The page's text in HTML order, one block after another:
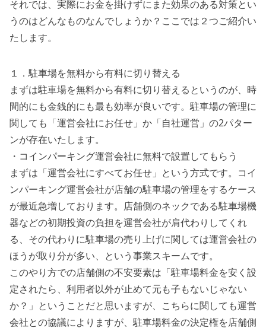
それでは、実際にお金を掛けずにまた効果のある対策とい
うのはどんなものなんでしょうか？ここでは２つご紹介い
たします。
１．駐車場を無料から有料に切り替える
まずは駐車場を無料から有料に切り替えるというのが、時
間的にも金銭的にも最も効率が良いです。駐車場の管理に
関しても「運営会社にお任せ」か「自社運営」の2パター
ンが存在いたします。
・コインパーキング運営会社に無料で設置してもらう
まずは「運営会社にすべてお任せ」という方式です。コイ
ンパーキング運営会社が店舗の駐車場の管理をするケース
が最近急増しております。店舗側のネックである駐車場機
器などの初期投資の負担を運営会社が肩代わり してくれ
る、その代わりに駐車場の売り上げに関しては運営会社の
ほうが取り分が多い、という事業スキームです。
このやり方での店舗側の不安要素は「駐車場料金を安く設
定されたら、利用者以外が止めて元も子もないじゃない
か？」ということだと思いますが、こちらに関しても運営
会社との協議によりますが、駐車場料金の決定権を店舗側